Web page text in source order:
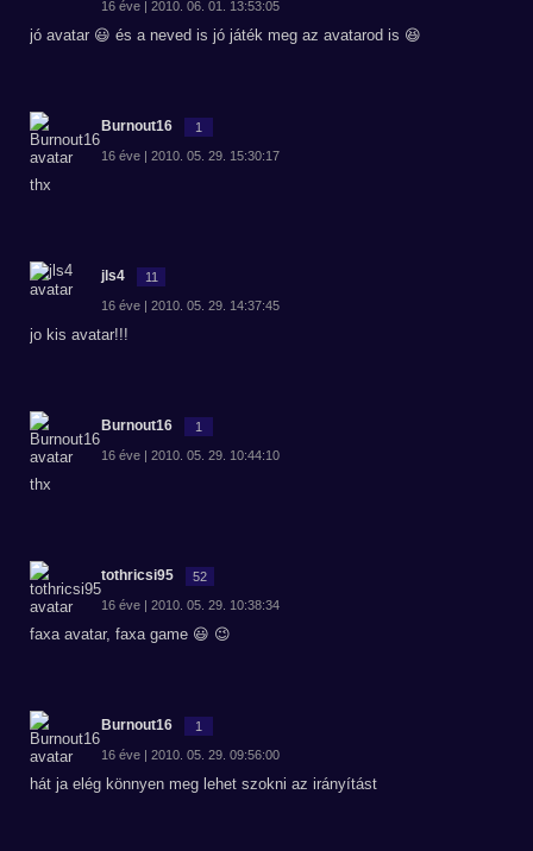
16 éve | 2010. 06. 01. 13:53:05
jó avatar 😃 és a neved is jó játék meg az avatarod is 😆
Burnout16 1
16 éve | 2010. 05. 29. 15:30:17
thx
jls4 11
16 éve | 2010. 05. 29. 14:37:45
jo kis avatar!!!
Burnout16 1
16 éve | 2010. 05. 29. 10:44:10
thx
tothricsi95 52
16 éve | 2010. 05. 29. 10:38:34
faxa avatar, faxa game 😃 😉
Burnout16 1
16 éve | 2010. 05. 29. 09:56:00
hát ja elég könnyen meg lehet szokni az irányítást